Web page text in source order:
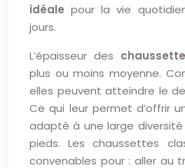
idéale pour la vie
jours.
L’épaisseur des
plus ou moins moyenne.
elles peuvent atteindre le
Ce qui leur permet d’offrir
adapté à une large diversité
pieds. Les chaussettes
convenables pour : aller au